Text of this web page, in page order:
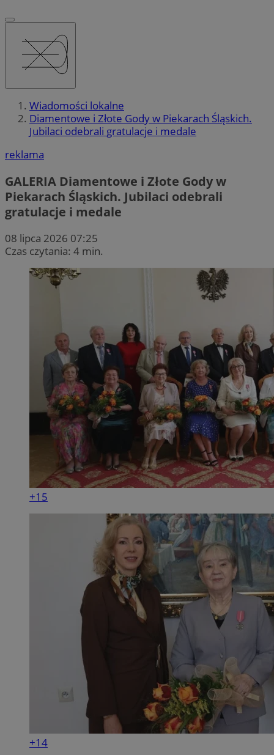
Wiadomości lokalne
Diamentowe i Złote Gody w Piekarach Śląskich.
Jubilaci odebrali gratulacje i medale
reklama
GALERIA Diamentowe i Złote Gody w
Piekarach Śląskich. Jubilaci odebrali
gratulacje i medale
08 lipca 2026 07:25
Czas czytania: 4 min.
+15
+14